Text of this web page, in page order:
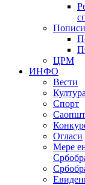
Пописи
ЦРМ
ИНФО
Вести
Култура
Спорт
Огласи
Мере